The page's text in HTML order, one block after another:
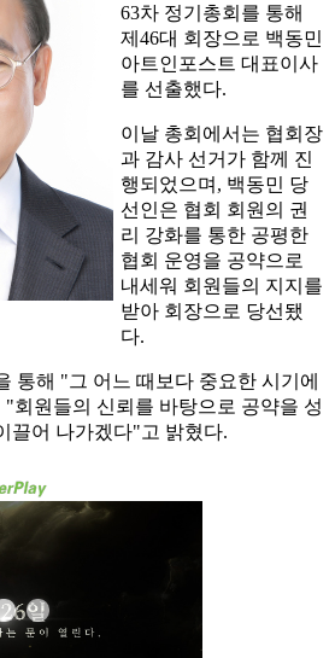
63차 정기총회를 통해
제46대 회장으로 백동민
아트인포스트 대표이사
를 선출했다.
이날 총회에서는 협회장
과 감사 선거가 함께 진
행되었으며, 백동민 당
선인은 협회 회원의 권
리 강화를 통한 공평한
협회 운영을 공약으로
내세워 회원들의 지지를
받아 회장으로 당선됐
다.
통해 "그 어느 때보다 중요한 시기에
회원들의 신뢰를 바탕으로 공약을 성
끌어 나가겠다"고 밝혔다.